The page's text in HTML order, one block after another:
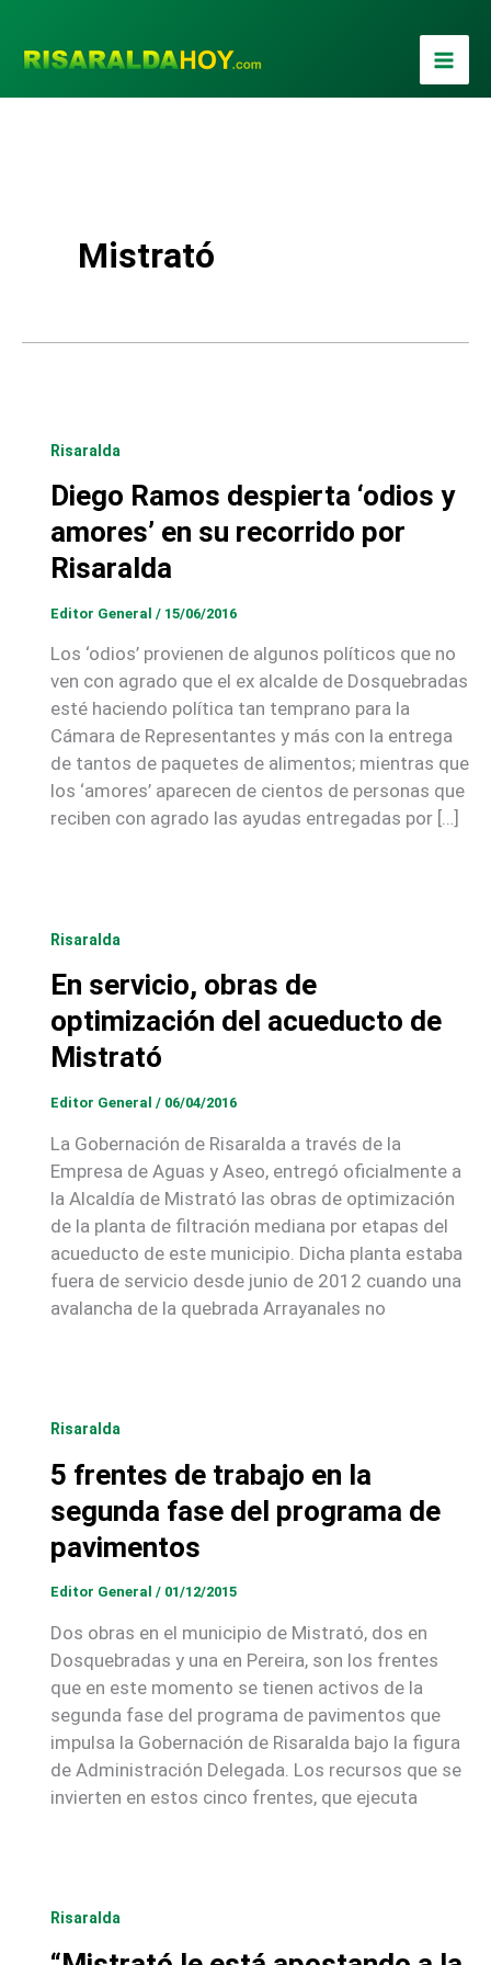
contenido
Mistrató
Risaralda
Diego Ramos despierta ‘odios y
amores’ en su recorrido por
Risaralda
Editor General / 15/06/2016
Los ‘odios’ provienen de algunos políticos que no
ven con agrado que el ex alcalde de Dosquebradas
esté haciendo política tan temprano para la
Cámara de Representantes y más con la entrega
de tantos de paquetes de alimentos; mientras que
los ‘amores’ aparecen de cientos de personas que
reciben con agrado las ayudas entregadas por […]
Risaralda
En servicio, obras de
optimización del acueducto de
Mistrató
Editor General / 06/04/2016
La Gobernación de Risaralda a través de la
Empresa de Aguas y Aseo, entregó oficialmente a
la Alcaldía de Mistrató las obras de optimización
de la planta de filtración mediana por etapas del
acueducto de este municipio. Dicha planta estaba
fuera de servicio desde junio de 2012 cuando una
avalancha de la quebrada Arrayanales no
Risaralda
5 frentes de trabajo en la
segunda fase del programa de
pavimentos
Editor General / 01/12/2015
Dos obras en el municipio de Mistrató, dos en
Dosquebradas y una en Pereira, son los frentes
que en este momento se tienen activos de la
segunda fase del programa de pavimentos que
impulsa la Gobernación de Risaralda bajo la figura
de Administración Delegada. Los recursos que se
invierten en estos cinco frentes, que ejecuta
Risaralda